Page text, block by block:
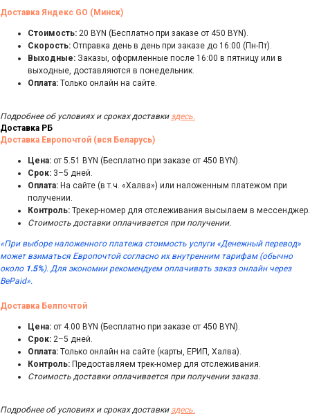
Доставка Яндекс GO (Минск)
Стоимость: 20 BYN (Бесплатно при заказе от 450 BYN).
Скорость: Отправка день в день при заказе до 16:00 (Пн-Пт).
Выходные: Заказы, оформленные после 16:00 в пятницу или в
выходные, доставляются в понедельник.
Оплата: Только онлайн на сайте.
Подробнее об условиях и сроках доставки здесь.
Доставка РБ
Доставка Европочтой (вся Беларусь)
Цена: от 5.51 BYN (Бесплатно при заказе от 450 BYN).
Срок: 3–5 дней.
Оплата: На сайте (в т.ч. «Халва») или наложенным платежом при
получении.
Контроль: Трекер-номер для отслеживания высылаем в мессенджер.
Стоимость доставки оплачивается при получении.
«При выборе наложенного платежа стоимость услуги «Денежный перевод»
может взиматься Европочтой согласно их внутренним тарифам (обычно
около 1.5%). Для экономии рекомендуем оплачивать заказ онлайн через
BePaid».
Доставка Белпочтой
Цена: от 4.00 BYN (Бесплатно при заказе от 450 BYN).
Срок: 2–5 дней.
Оплата: Только онлайн на сайте (карты, ЕРИП, Халва).
Контроль: Предоставляем трек-номер для отслеживания.
Стоимость доставки оплачивается при получении заказа.
Подробнее об условиях и сроках доставки здесь.